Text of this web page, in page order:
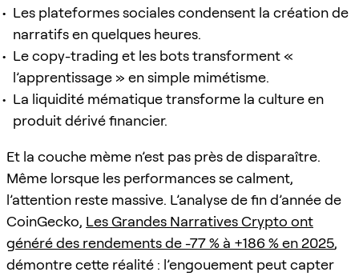
Les plateformes sociales condensent la création de
narratifs en quelques heures.
Le copy-trading et les bots transforment «
l’apprentissage » en simple mimétisme.
La liquidité mématique transforme la culture en
produit dérivé financier.
Et la couche mème n’est pas près de disparaître.
Même lorsque les performances se calment,
l’attention reste massive. L’analyse de fin d’année de
CoinGecko, Les Grandes Narratives Crypto ont
généré des rendements de -77 % à +186 % en 2025,
démontre cette réalité : l’engouement peut capter